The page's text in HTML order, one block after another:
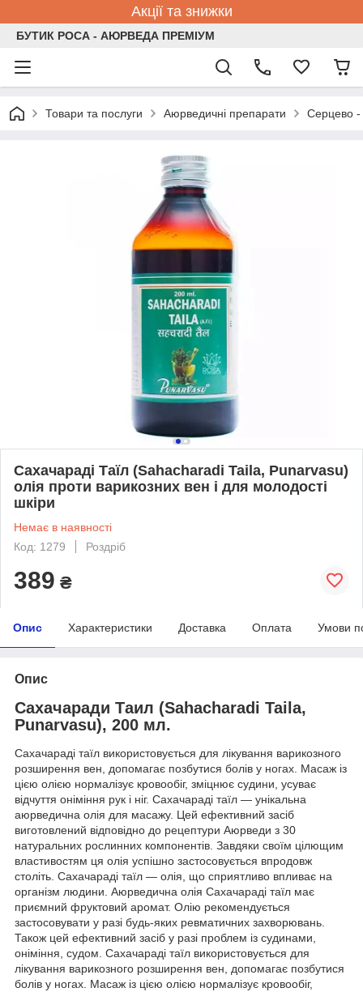
Акції та знижки
БУТИК РОСА - АЮРВЕДА ПРЕМІУМ
Товари та послуги Аюрведичні препарати Серцево -
Сахачараді Таїл (Sahacharadi Taila, Punarvasu)
олія проти варикозних вен і для молодості
шкіри
Немає в наявності
Код: 1279
Роздріб
389 ₴
Опис Характеристики Доставка Оплата Умови
Опис
Сахачаради Таил (Sahacharadi Taila,
Punarvasu), 200 мл.
Сахачараді таїл використовується для лікування варикозного
розширення вен, допомагає позбутися болів у ногах. Масаж із
цією олією нормалізує кровообіг, зміцнює судини, усуває
відчуття оніміння рук і ніг. Сахачараді таїл — унікальна
аюрведична олія для масажу. Цей ефективний засіб
виготовлений відповідно до рецептури Аюрведи з 30
натуральних рослинних компонентів. Завдяки своїм цілющим
властивостям ця олія успішно застосовується впродовж
століть. Сахачараді таїл — олія, що сприятливо впливає на
організм людини. Аюрведична олія Сахачараді таїл має
приємний фруктовий аромат. Олію рекомендується
застосовувати у разі будь-яких ревматичних захворювань.
Також цей ефективний засіб у разі проблем із судинами,
оніміння, судом. Сахачараді таїл використовується для
лікування варикозного розширення вен, допомагає позбутися
болів у ногах. Масаж із цією олією нормалізує кровообіг,